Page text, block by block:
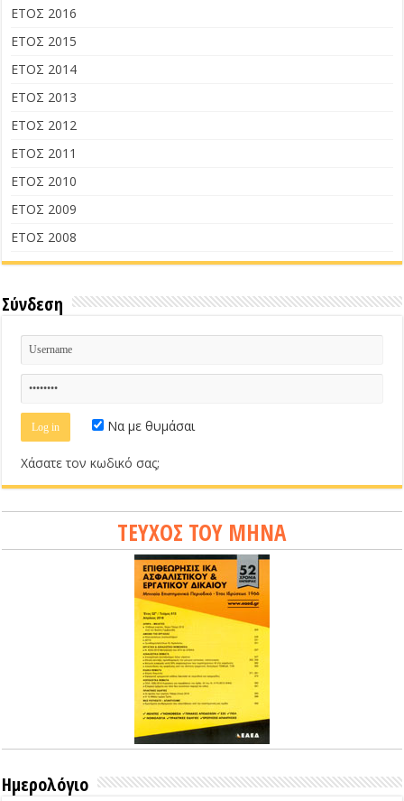
ΕΤΟΣ 2016
ΕΤΟΣ 2015
ΕΤΟΣ 2014
ΕΤΟΣ 2013
ΕΤΟΣ 2012
ΕΤΟΣ 2011
ΕΤΟΣ 2010
ΕΤΟΣ 2009
ΕΤΟΣ 2008
Σύνδεση
Να με θυμάσαι
Χάσατε τον κωδικό σας;
ΤΕΥΧΟΣ ΤΟΥ ΜΗΝΑ
Ημερολόγιο